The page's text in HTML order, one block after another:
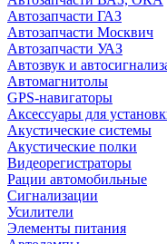
Автозапчасти ГАЗ
Автозапчасти Москвич
Автозапчасти УАЗ
Автозвук и
Автомагнитолы
GPS-навигаторы
Аксессуары для
Акустические системы
Акустические полки
Видеорегистраторы
Рации автомобильные
Сигнализации
Усилители
Элементы питания